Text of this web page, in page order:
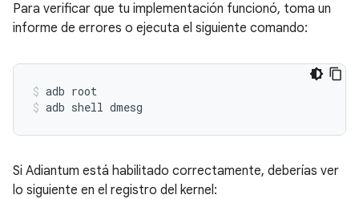
Para verificar que tu implementación funcionó, toma un
informe de errores o ejecuta el siguiente comando:
adb root
adb shell dmesg
Si Adiantum está habilitado correctamente, deberías ver
lo siguiente en el registro del kernel: